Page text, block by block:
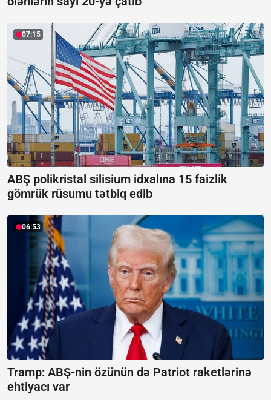
07:15
ABŞ polikristal silisium idxalına 15 faizlik
gömrük rüsumu tətbiq edib
06:53
Tramp: ABŞ-nin özünün də Patriot raketlərinə
ehtiyacı var